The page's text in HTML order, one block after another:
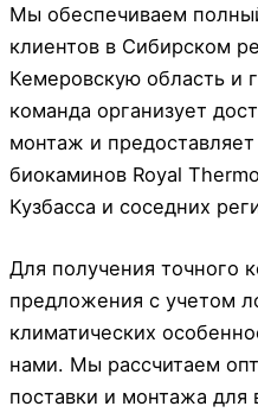
Мы обеспечиваем
клиентов в Сибирском
Кемеровскую область и
команда организует
монтаж и
биокаминов Royal
Кузбасса и соседних
Для получения точного
предложения с учетом
климатических
нами. Мы рассчитаем
поставки и монтажа для